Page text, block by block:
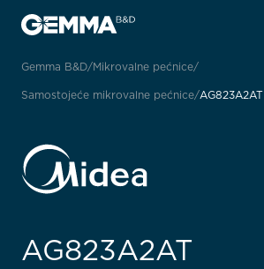
Gemma B&D Mikrovalne pećnice
Samostojeće mikrovalne pećnice AG823A2AT
AG823A2AT